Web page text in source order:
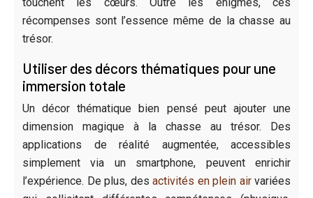
récompenses sont l’essence même de la chasse au
trésor.
Utiliser des décors thématiques pour une
immersion totale
Un décor thématique bien pensé peut ajouter une
dimension magique à la chasse au trésor. Des
applications de réalité augmentée, accessibles
simplement via un smartphone, peuvent enrichir
l’expérience. De plus, des activités en plein airvariées